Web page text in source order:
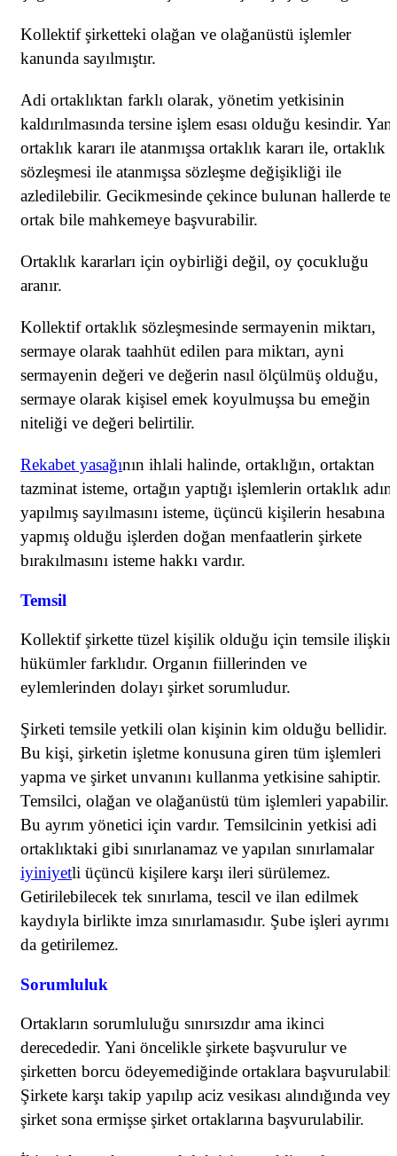
Kollektif şirketteki olağan ve olağanüstü işlemler
kanunda sayılmıştır.
Adi ortaklıktan farklı olarak, yönetim yetkisinin
kaldırılmasında tersine işlem esası olduğu kesindir. Yani
ortaklık kararı ile atanmışsa ortaklık kararı ile, ortaklık
sözleşmesi ile atanmışsa sözleşme değişikliği ile
azledilebilir. Gecikmesinde çekince bulunan hallerde
ortak bile mahkemeye başvurabilir.
Ortaklık kararları için oybirliği değil, oy çocukluğu
aranır.
Kollektif ortaklık sözleşmesinde sermayenin miktarı,
sermaye olarak taahhüt edilen para miktarı, ayni
sermayenin değeri ve değerin nasıl ölçülmüş olduğu,
sermaye olarak kişisel emek koyulmuşsa bu emeğin
niteliği ve değeri belirtilir.
Rekabet yasağının ihlali halinde, ortaklığın, ortaktan
tazminat isteme, ortağın yaptığı işlemlerin ortaklık
yapılmış sayılmasını isteme, üçüncü kişilerin hesabına
yapmış olduğu işlerden doğan menfaatlerin şirkete
bırakılmasını isteme hakkı vardır.
Temsil
Kollektif şirkette tüzel kişilik olduğu için temsile ilişkin
hükümler farklıdır. Organın fiillerinden ve
eylemlerinden dolayı şirket sorumludur.
Şirketi temsile yetkili olan kişinin kim olduğu bellidir.
Bu kişi, şirketin işletme konusuna giren tüm işlemleri
yapma ve şirket unvanını kullanma yetkisine sahiptir.
Temsilci, olağan ve olağanüstü tüm işlemleri yapabilir.
Bu ayrım yönetici için vardır. Temsilcinin yetkisi adi
ortaklıktaki gibi sınırlanamaz ve yapılan sınırlamalar
iyiniyetli üçüncü kişilere karşı ileri sürülemez.
Getirilebilecek tek sınırlama, tescil ve ilan edilmek
kaydıyla birlikte imza sınırlamasıdır. Şube işleri ayrımı
da getirilemez.
Sorumluluk
Ortakların sorumluluğu sınırsızdır ama ikinci
derecededir. Yani öncelikle şirkete başvurulur ve
şirketten borcu ödeyemediğinde ortaklara
Şirkete karşı takip yapılıp aciz vesikası alındığında veya
şirket sona ermişse şirket ortaklarına başvurulabilir.